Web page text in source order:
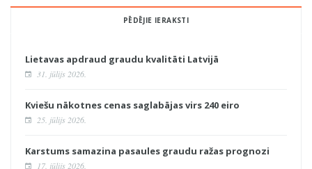
PĒDĒJIE IERAKSTI
Lietavas apdraud graudu kvalitāti Latvijā
31. jūlijs 2026.
Kviešu nākotnes cenas saglabājas virs 240 eiro
25. jūlijs 2026.
Karstums samazina pasaules graudu ražas prognozi
17. jūlijs 2026.